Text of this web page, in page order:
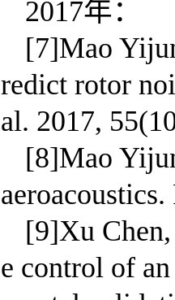
2017年：
[7]Mao
redict rotor
al. 2017,
[8]Mao
[9]Xu
e control of